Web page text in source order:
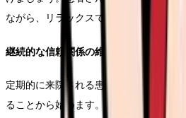
ながら、リラックスできる環境を整える
継続的な信頼関係の維持
定期的に来院される患者さんとは、前
ることから始めます。治療の経過や生